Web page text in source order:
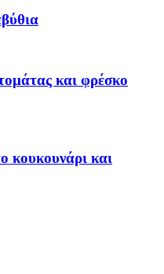
και φρέσκο
κουκουνάρι και